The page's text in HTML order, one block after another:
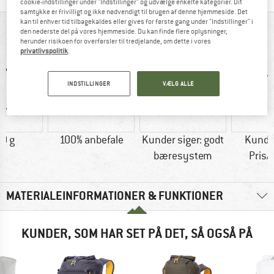
ALT I OVERBLIK
g 100% anbefale
Kunder siger: godt
bæresystem
Pris/
MATERIALEINFORMATIONER & FUNKTIONER
KUNDER, SOM HAR SET PÅ DET, SÅ OGSÅ PÅ
cookie-indstillinger under "Indstillinger" og udvælge enkelte kategorier. Dit
samtykke er frivilligt og ikke nødvendigt til brugen af denne hjemmeside. Det
kan til enhver tid tilbagekaldes eller gives for første gang under "Indstillinger" i
den nederste del på vores hjemmeside. Du kan finde flere oplysninger,
herunder risikoen for overførsler til tredjelande, om dette i vores
privatlivspolitik.
INDSTILLINGER VÆLG ALLE